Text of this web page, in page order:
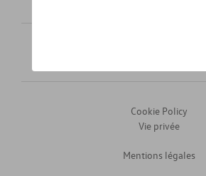
Mentions légales
Cookie Policy
Vie privée